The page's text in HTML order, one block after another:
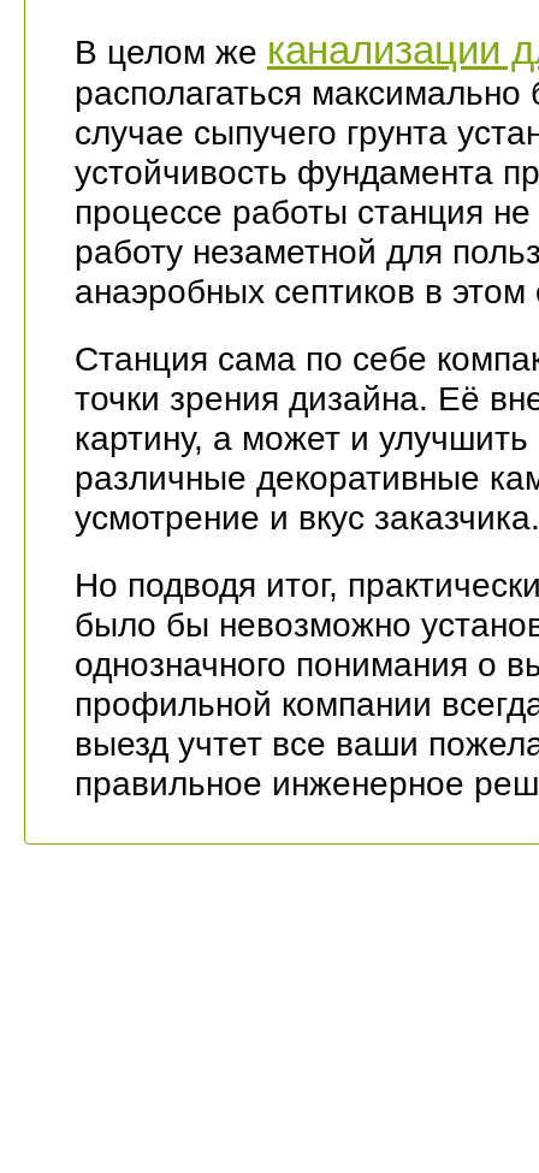
В целом же канализации
располагаться
случае сыпучего грунта
устойчивость фундамента
процессе работы станция
работу незаметной для
анаэробных септиков в
Станция сама по себе
точки зрения дизайна. Её
картину, а может и
различные декоративные
усмотрение и вкус заказчика.
Но подводя итог,
было бы невозможно
однозначного понимания о
профильной компании
выезд учтет все ваши
правильное инженерное